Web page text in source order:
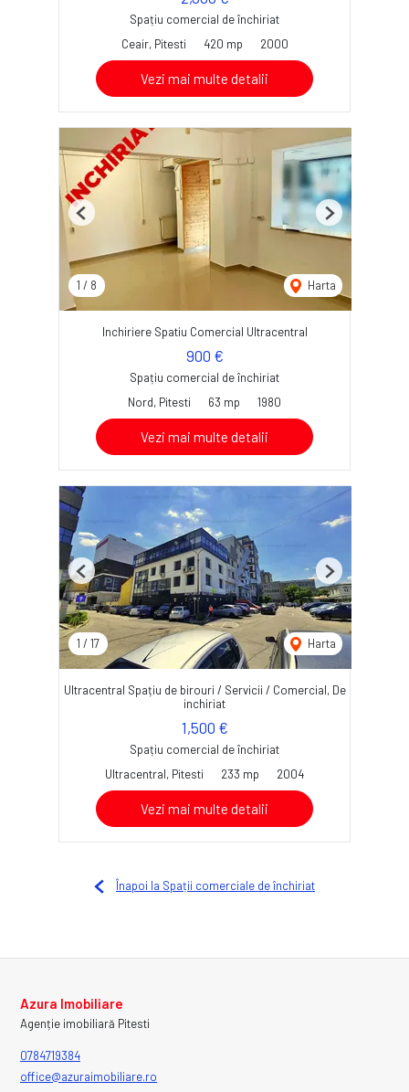
Spațiu comercial de închiriat
Ceair, Pitesti
420 mp 2000
Vezi mai multe detalii
1 / 8 Harta
Previous Next
Inchiriere Spatiu Comercial Ultracentral
900 €
Spațiu comercial de închiriat
Nord, Pitesti
63 mp 1980
Vezi mai multe detalii
1 / 17 Harta
Previous Next
Ultracentral Spațiu de birouri / Servicii / Comercial, De
inchiriat
1,500 €
Spațiu comercial de închiriat
Ultracentral, Pitesti
233 mp 2004
Vezi mai multe detalii
Înapoi la Spații comerciale de închiriat
Azura Imobiliare
Agenție imobiliară Pitesti
0784719384
office@azuraimobiliare.ro